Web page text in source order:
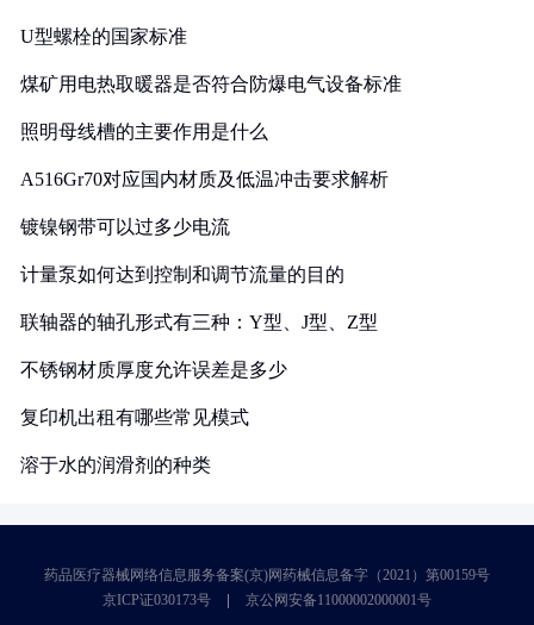
U型螺栓的国家标准
煤矿用电热取暖器是否符合防爆电气设备标准
照明母线槽的主要作用是什么
A516Gr70对应国内材质及低温冲击要求解析
镀镍钢带可以过多少电流
计量泵如何达到控制和调节流量的目的
联轴器的轴孔形式有三种：Y型、J型、Z型
不锈钢材质厚度允许误差是多少
复印机出租有哪些常见模式
溶于水的润滑剂的种类
药品医疗器械网络信息服务备案(京)网药械信息备字（2021）第00159号
京ICP证030173号
京公网安备11000002000001号